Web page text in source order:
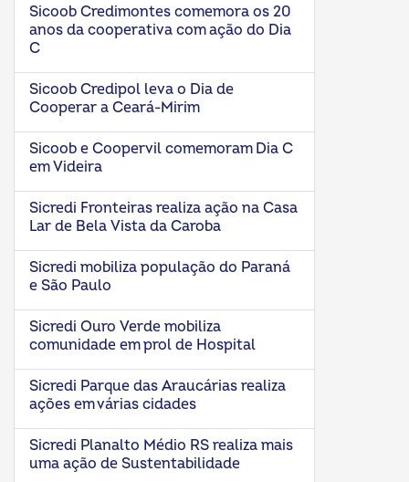
Sicoob Credimontes comemora os 20
anos da cooperativa com ação do Dia
C
Sicoob Credipol leva o Dia de
Cooperar a Ceará-Mirim
Sicoob e Coopervil comemoram Dia C
em Videira
Sicredi Fronteiras realiza ação na Casa
Lar de Bela Vista da Caroba
Sicredi mobiliza população do Paraná
e São Paulo
Sicredi Ouro Verde mobiliza
comunidade em prol de Hospital
Sicredi Parque das Araucárias realiza
ações em várias cidades
Sicredi Planalto Médio RS realiza mais
uma ação de Sustentabilidade